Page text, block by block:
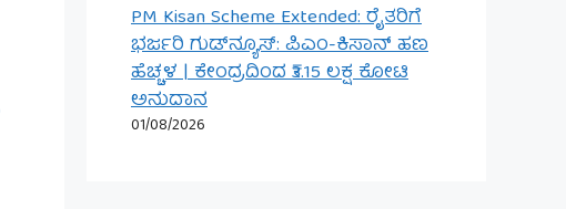
PM Kisan Scheme Extended: ರೈತರಿಗೆ
ಭರ್ಜರಿ ಗುಡ್‌ನ್ಯೂಸ್: ಪಿಎಂ-ಕಿಸಾನ್ ಹಣ
ಹೆಚ್ಚಳ | ಕೇಂದ್ರದಿಂದ ₹3.15 ಲಕ್ಷ ಕೋಟಿ
ಅನುದಾನ
01/08/2026